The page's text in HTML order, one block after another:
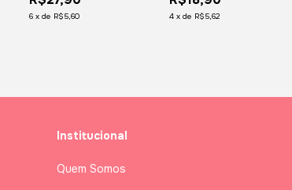
6 xde R$5,60 4 xde R$5,62
Institucional
Quem Somos